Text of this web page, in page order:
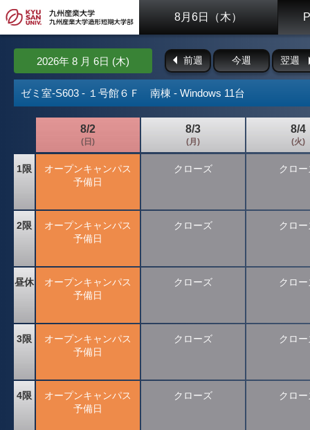
8月6日（木）
2026年 8 月 6日 (木) 前週 今週 翌週
ゼミ室-S603 - １号館６Ｆ 南棟 - Windows 11台
8/2
(日)
8/3
(月)
8/4
(火)
1限
2限
昼休
3限
4限
オープンキャンパス
予備日
オープンキャンパス
予備日
オープンキャンパス
予備日
オープンキャンパス
予備日
オープンキャンパス
予備日
クローズ
クローズ
クローズ
クローズ
クローズ
クロ
クロ
クロ
クロ
クロ